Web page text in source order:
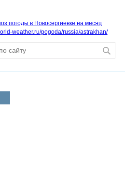
погоды в Новосергиевке на месяц
weather.ru/pogoda/russia/astrakhan/